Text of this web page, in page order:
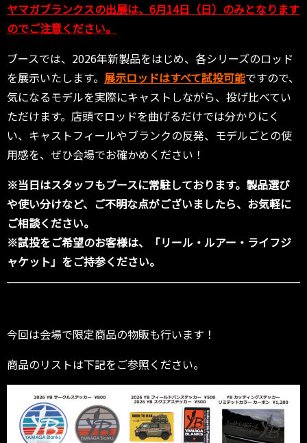
ヤマガブランクスの出展は、6月14日（日）のみとなります
のでご注意ください。
ブースでは、2026年新製品をはじめ、各シリーズのロッド
を展示いたします。 展示ロッドはすべて試投可能ですので、
気になるモデルを実際にキャストしながら、投げ比べてい
ただけます。店頭でロッドを曲げるだけでは分かりにく
い、キャストフィールやブランクの反発、モデルごとの使
用感を、ぜひ会場でお確かめください！
※当日はスタッフもブースに常駐しております。製品選び
や使い分けなど、ご不明な点がございましたら、お気軽に
ご相談ください。
※試投をご希望のお客様は、「リール・ルアー・ライフジ
ャケット」をご持参ください。
今回は会場で限定商品の物販も行います！
商品のリストは下記をご参照ください。